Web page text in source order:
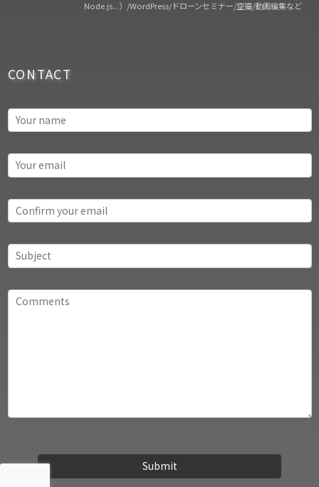
Node.js...）/WordPress/ドローンセミナー/空撮/動画編集など
CONTACT